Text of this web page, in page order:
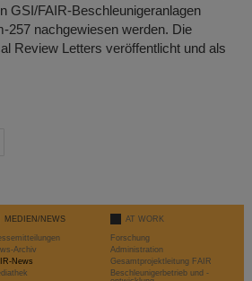
GSI/FAIR-Beschleunigeranlagen
257 nachgewiesen werden. Die
Review Letters veröffentlicht und als
MEDIEN/NEWS
Archiv
News
AT WORK
Forschung
Administration
Gesamtprojektleitung FAIR
Beschleunigerbetrieb und -